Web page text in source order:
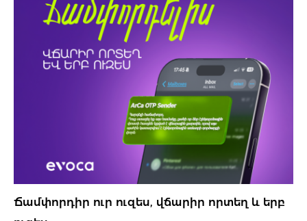
Ճամփորդիր ուր ուզես, վճարիր որտեղ և երբ